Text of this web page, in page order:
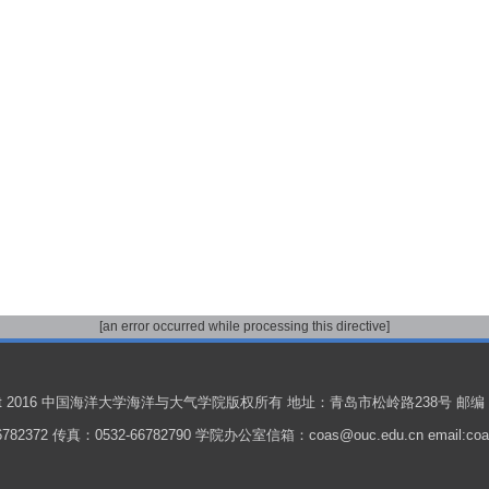
[an error occurred while processing this directive]
2016 中国海洋大学海洋与大气学院版权所有 地址：青岛市松岭路238号 邮编
传真：0532-66782790 学院办公室信箱：coas@ouc.edu.cn